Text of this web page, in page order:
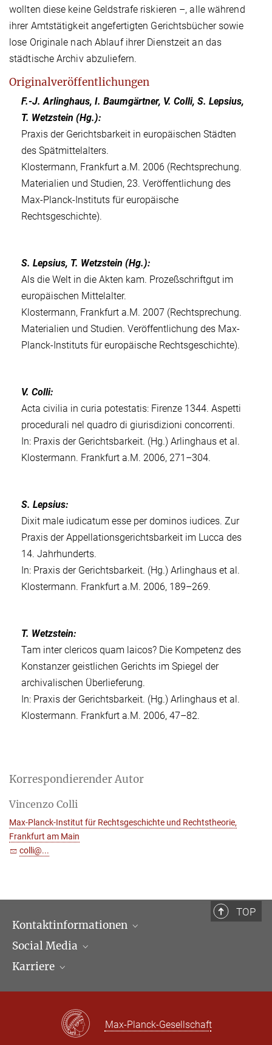
wollten diese keine Geldstrafe riskieren –, alle während
ihrer Amtstätigkeit angefertigten Gerichtsbücher sowie
lose Originale nach Ablauf ihrer Dienstzeit an das
städtische Archiv abzuliefern.
Originalveröffentlichungen
F.-J. Arlinghaus, I. Baumgärtner, V. Colli, S. Lepsius,
T. Wetzstein (Hg.):
Praxis der Gerichtsbarkeit in europäischen Städten
des Spätmittelalters.
Klostermann, Frankfurt a.M. 2006 (Rechtsprechung.
Materialien und Studien, 23. Veröffentlichung des
Max-Planck-Instituts für europäische
Rechtsgeschichte).
S. Lepsius, T. Wetzstein (Hg.):
Als die Welt in die Akten kam. Prozeßschriftgut im
europäischen Mittelalter.
Klostermann, Frankfurt a.M. 2007 (Rechtsprechung.
Materialien und Studien. Veröffentlichung des Max-
Planck-Instituts für europäische Rechtsgeschichte).
V. Colli:
Acta civilia in curia potestatis: Firenze 1344. Aspetti
procedurali nel quadro di giurisdizioni concorrenti.
In: Praxis der Gerichtsbarkeit. (Hg.) Arlinghaus et al.
Klostermann. Frankfurt a.M. 2006, 271–304.
S. Lepsius:
Dixit male iudicatum esse per dominos iudices. Zur
Praxis der Appellationsgerichtsbarkeit im Lucca des
14. Jahrhunderts.
In: Praxis der Gerichtsbarkeit. (Hg.) Arlinghaus et al.
Klostermann. Frankfurt a.M. 2006, 189–269.
T. Wetzstein:
Tam inter clericos quam laicos? Die Kompetenz des
Konstanzer geistlichen Gerichts im Spiegel der
archivalischen Überlieferung.
In: Praxis der Gerichtsbarkeit. (Hg.) Arlinghaus et al.
Klostermann. Frankfurt a.M. 2006, 47–82.
Korrespondierender Autor
Vincenzo Colli
Max-Planck-Institut für Rechtsgeschichte und Rechtstheorie,
Frankfurt am Main
colli@...
TOP
Kontaktinformationen
Öffnungszeiten & Anfahrt
Ansprechpartner*innen
Social Media
LinkedIn
Karriere
Max Planck Law
Max-Planck-Gesellschaft